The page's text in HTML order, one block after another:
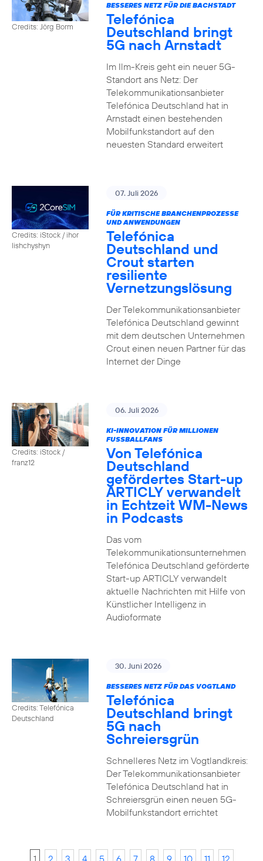
Credits: Jörg Borm
BESSERES NETZ FÜR DIE BACHSTADT
Telefónica
Deutschland bringt
5G nach Arnstadt
Im Ilm-Kreis geht ein neuer 5G-
Standort ans Netz: Der
Telekommunikationsanbieter
Telefónica Deutschland hat in
Arnstadt einen bestehenden
Mobilfunkstandort auf den
neuesten Standard erweitert
Credits: iStock / ihor
lishchyshyn
07. Juli 2026
FÜR KRITISCHE BRANCHENPROZESSE
UND ANWENDUNGEN
Telefónica
Deutschland und
Crout starten
resiliente
Vernetzungslösung
Der Telekommunikationsanbieter
Telefónica Deutschland gewinnt
mit dem deutschen Unternehmen
Crout einen neuen Partner für das
Internet der Dinge
Credits: iStock /
franz12
06. Juli 2026
KI-INNOVATION FÜR MILLIONEN
FUSSBALLFANS
Von Telefónica
Deutschland
gefördertes Start-up
ARTICLY verwandelt
in Echtzeit WM-News
in Podcasts
Das vom
Telekommunikationsunternehmen
Telefónica Deutschland geförderte
Start-up ARTICLY verwandelt
aktuelle Nachrichten mit Hilfe von
Künstlicher Intelligenz in
Audioformate
Credits: Telefónica
Deutschland
30. Juni 2026
BESSERES NETZ FÜR DAS VOGTLAND
Telefónica
Deutschland bringt
5G nach
Schreiersgrün
Schnelleres Netz im Vogtlandkreis:
Der Telekommunikationsanbieter
Telefónica Deutschland hat in
Schreiersgrün einen neuen 5G-
Mobilfunkstandort errichtet
1 2 3 4 5 6 7 8 9 10 11 12